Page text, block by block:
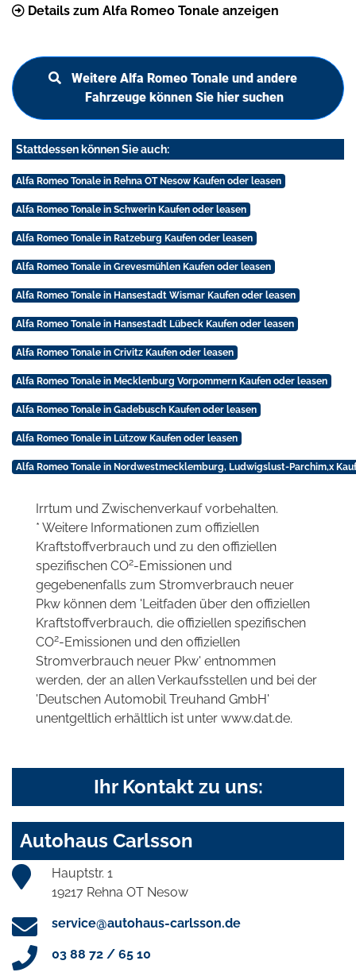
Details zum Alfa Romeo Tonale anzeigen
Weitere Alfa Romeo Tonale und andere
Fahrzeuge können Sie hier suchen
Stattdessen können Sie auch:
Alfa Romeo Tonale in Rehna OT Nesow Kaufen oder leasen
Alfa Romeo Tonale in Schwerin Kaufen oder leasen
Alfa Romeo Tonale in Ratzeburg Kaufen oder leasen
Alfa Romeo Tonale in Grevesmühlen Kaufen oder leasen
Alfa Romeo Tonale in Hansestadt Wismar Kaufen oder leasen
Alfa Romeo Tonale in Hansestadt Lübeck Kaufen oder leasen
Alfa Romeo Tonale in Crivitz Kaufen oder leasen
Alfa Romeo Tonale in Mecklenburg Vorpommern Kaufen oder leasen
Alfa Romeo Tonale in Gadebusch Kaufen oder leasen
Alfa Romeo Tonale in Lützow Kaufen oder leasen
Alfa Romeo Tonale in Nordwestmecklemburg, Ludwigslust-Parchim,x
Irrtum und Zwischenverkauf vorbehalten.
* Weitere Informationen zum offiziellen
Kraftstoffverbrauch und zu den offiziellen
spezifischen CO2-Emissionen und
gegebenenfalls zum Stromverbrauch neuer
Pkw können dem 'Leitfaden über den offiziellen
Kraftstoffverbrauch, die offiziellen spezifischen
CO2-Emissionen und den offiziellen
Stromverbrauch neuer Pkw' entnommen
werden, der an allen Verkaufsstellen und bei der
'Deutschen Automobil Treuhand GmbH'
unentgeltlich erhältlich ist unter www.dat.de.
Ihr Kontakt zu uns:
Autohaus Carlsson
Hauptstr. 1
19217 Rehna OT Nesow
service@autohaus-carlsson.de
03 88 72 / 65 10